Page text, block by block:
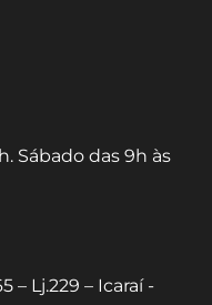
Sábado das 9h às
– Lj.229 – Icaraí -